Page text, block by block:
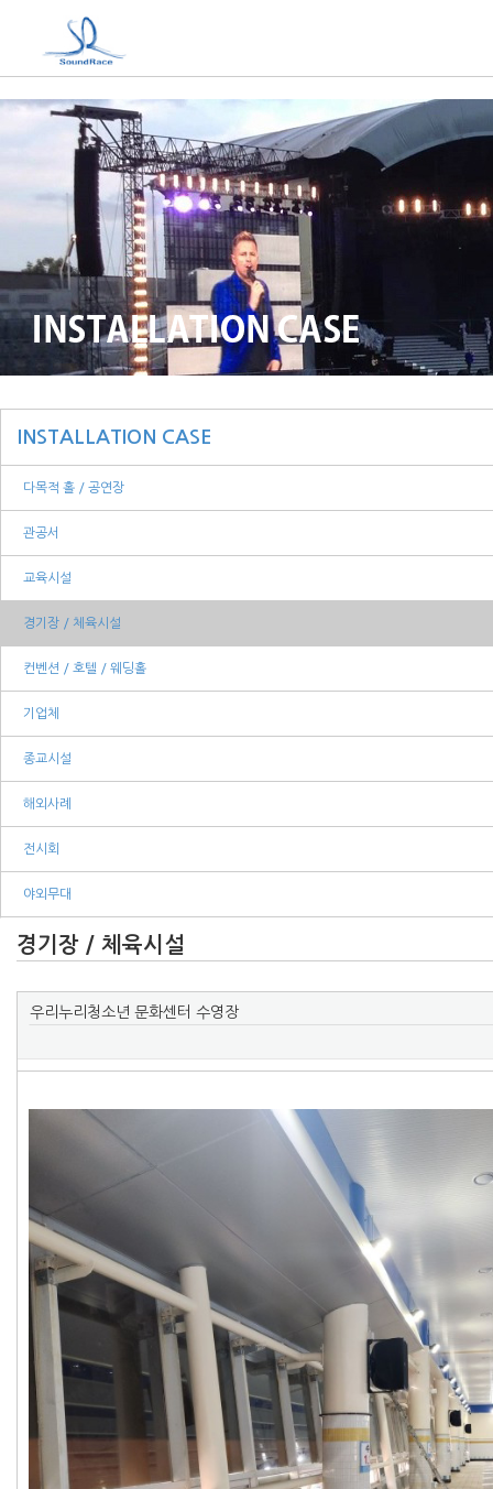
INSTALLATION CASE
다목적 홀 / 공연장
관공서
교육시설
경기장 / 체육시설
컨벤션 / 호텔 / 웨딩홀
기업체
종교시설
해외사례
전시회
야외무대
경기장 / 체육시설
우리누리청소년 문화센터 수영장